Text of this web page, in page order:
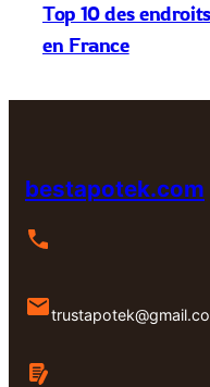
Top 10 des
en France
bestapotek.com